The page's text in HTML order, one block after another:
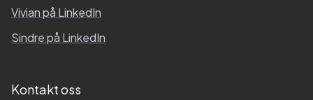
Vivianpå LinkedIn
Sindrepå LinkedIn
Kontakt oss